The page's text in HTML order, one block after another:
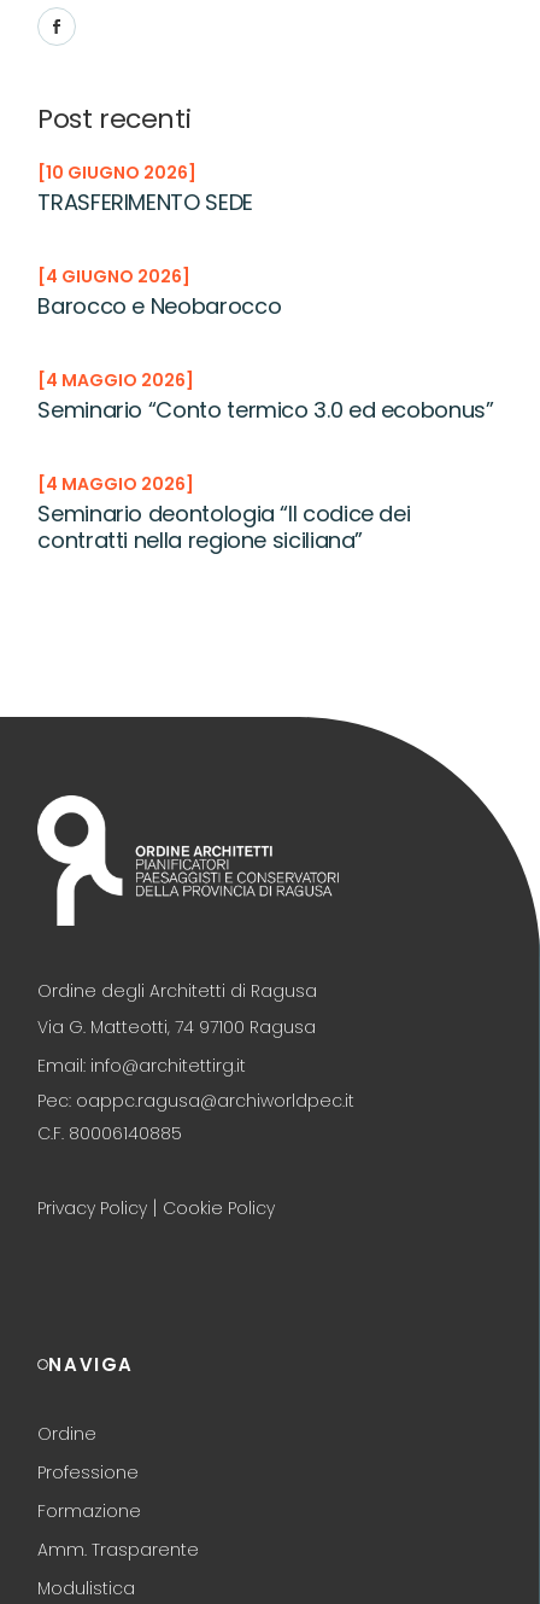
Post recenti
10 GIUGNO 2026
TRASFERIMENTO SEDE
4 GIUGNO 2026
Barocco e Neobarocco
4 MAGGIO 2026
Seminario “Conto termico 3.0 ed ecobonus”
4 MAGGIO 2026
Seminario deontologia “Il codice dei
contratti nella regione siciliana”
Ordine degli Architetti di Ragusa
Via G. Matteotti, 74 97100 Ragusa
Email: info@architettirg.it
Pec: oappc.ragusa@archiworldpec.it
C.F. 80006140885
Privacy Policy | Cookie Policy
NAVIGA
Ordine
Professione
Formazione
Amm. Trasparente
Modulistica